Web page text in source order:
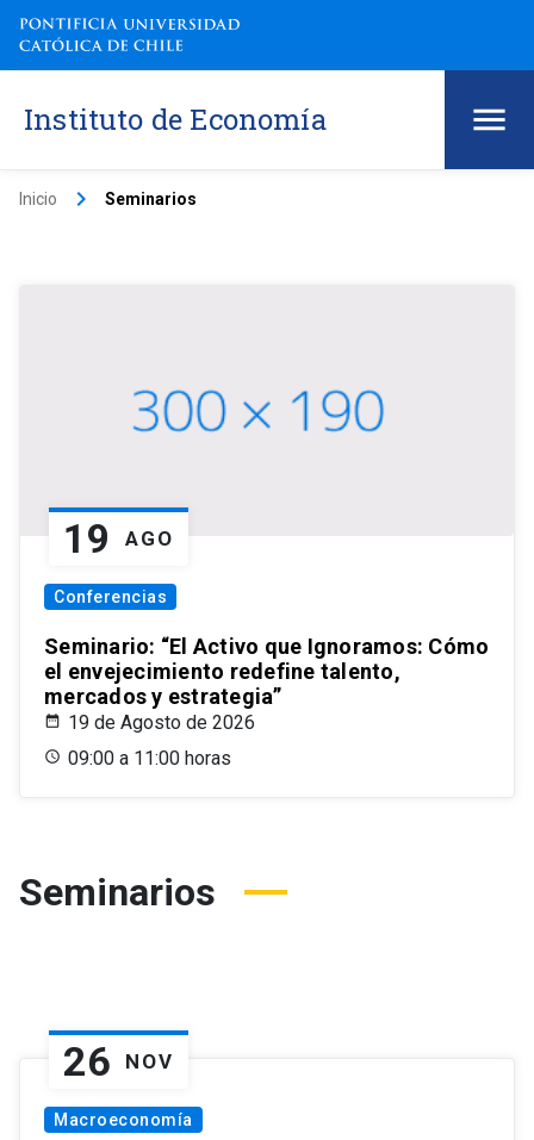
Instituto de Economía
Inicio keyboard_arrow_right Seminarios
19 AGO
Conferencias
Seminario: “El Activo que Ignoramos: Cómo
el envejecimiento redefine talento,
mercados y estrategia”
19 de Agosto de 2026
09:00 a 11:00 horas
Seminarios
26 NOV
Macroeconomía